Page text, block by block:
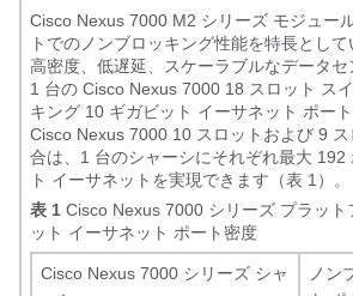
Cisco Nexus 7000 M2 シリーズ モジュー
トでのノンブロッキング性能を特長とし
高密度、低遅延、スケーラブルなデータ
1 台の Cisco Nexus 7000 18 スロット ス
キング 10 ギガビット イーサネット ポー
Cisco Nexus 7000 10 スロットおよび 9
合は、1 台のシャーシにそれぞれ最大
ト イーサネットを実現できます（表 1）。
表 1 Cisco Nexus 7000 シリーズ プラッ
ット イーサネット ポート密度
Cisco Nexus 7000 シリーズ シャ
ノン